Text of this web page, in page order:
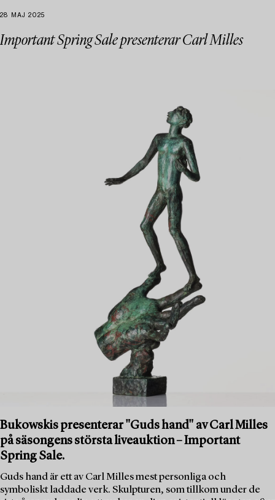
28 MAJ 2025
Important Spring Sale presenterar Carl Milles
Bukowskis presenterar "Guds hand" av Carl Milles
på säsongens största liveauktion – Important
Spring Sale.
Guds hand är ett av Carl Milles mest personliga och
symboliskt laddade verk. Skulpturen, som tillkom under de